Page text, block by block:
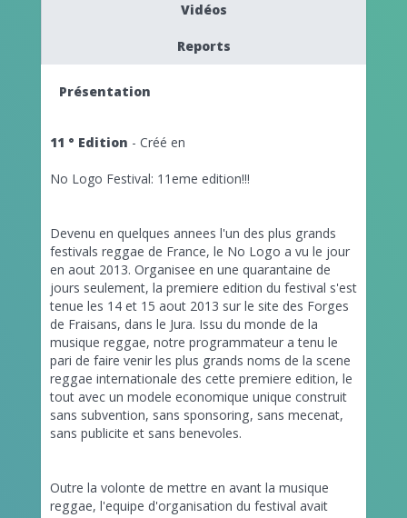
Vidéos
Reports
Présentation
11 ° Edition - Créé en
No Logo Festival: 11eme edition!!!
Devenu en quelques annees l'un des plus grands
festivals reggae de France, le No Logo a vu le jour
en aout 2013. Organisee en une quarantaine de
jours seulement, la premiere edition du festival s'est
tenue les 14 et 15 aout 2013 sur le site des Forges
de Fraisans, dans le Jura. Issu du monde de la
musique reggae, notre programmateur a tenu le
pari de faire venir les plus grands noms de la scene
reggae internationale des cette premiere edition, le
tout avec un modele economique unique construit
sans subvention, sans sponsoring, sans mecenat,
sans publicite et sans benevoles.
Outre la volonte de mettre en avant la musique
reggae, l'equipe d'organisation du festival avait